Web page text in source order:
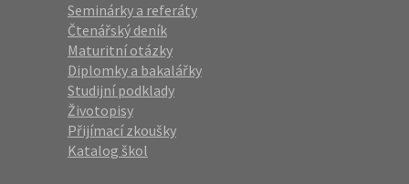
Seminárky a referáty
Čtenářský deník
Maturitní otázky
Diplomky a bakalářky
Studijní podklady
Životopisy
Přijímací zkoušky
Katalog škol